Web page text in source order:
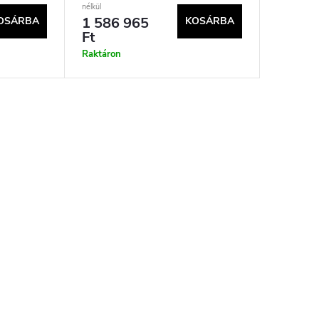
nélkül
1 586 965
Ft
Raktáron
KOSÁRBA